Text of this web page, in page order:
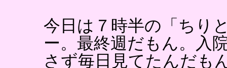
今日は７時半の「ちり
ー。最終週だもん。入
さず毎日見てたんだも